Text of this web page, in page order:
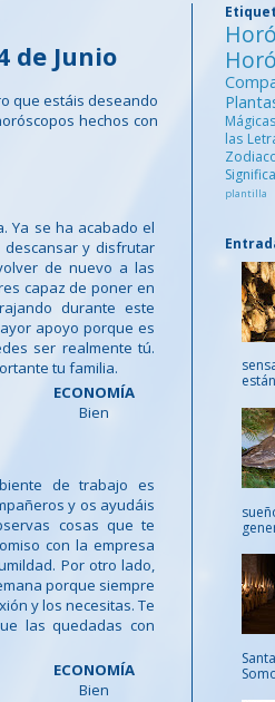
de Junio
que estáis deseando
hechos con
Ya se ha acabado el
y disfrutar
de nuevo a las
capaz de poner en
durante este
apoyo porque es
ser realmente tú.
tu familia.
ECONOMÍA
Bien
de trabajo es
y os ayudáis
cosas que te
con la empresa
Por otro lado,
porque siempre
y los necesitas. Te
las quedadas con
ECONOMÍA
Bien
Mágicas
las
plantilla